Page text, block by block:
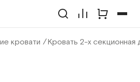
кровати Кровать 2-х секционная